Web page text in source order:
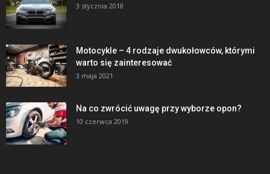
3 stycznia 2018
Motocykle – 4 rodzaje dwukołowców, którymi
warto się zainteresować
3 maja 2021
Na co zwrócić uwagę przy wyborze opon?
10 czerwca 2019